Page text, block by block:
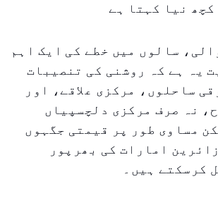
نیا کہتا ہے
تک جاری رہنے والی، سالوں میں خطے کی ایک اہم
یہ ہے کہ روشنی کی تنصیبات
ساحلوں، مرکزی علاقے، اور
نہ صرف مرکزی دلچسپیاں
مساوی طور پر قیمتی جگہوں
امارات کی بھرپور
کرسکتے ہیں۔